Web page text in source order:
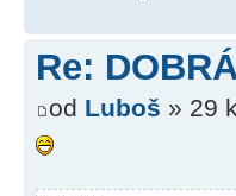
Re:
od Luboš » 29